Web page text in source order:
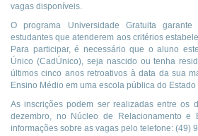
vagas disponíveis.
O programa Universidade Gratuita
estudantes que atenderem aos critérios
Para participar, é necessário que o aluno
Único (CadÚnico), seja nascido ou tenha
últimos cinco anos retroativos à data da sua
Ensino Médio em uma escola pública do Estado
As inscrições podem ser realizadas entre os
dezembro, no Núcleo de Relacionamento e
informações sobre as vagas pelo telefone: (49)